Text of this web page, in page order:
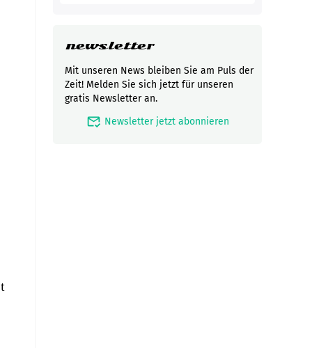
newsletter
Mit unseren News bleiben Sie am Puls der
Zeit! Melden Sie sich jetzt für unseren
gratis Newsletter an.
mark_email_read Newsletter jetzt abonnieren